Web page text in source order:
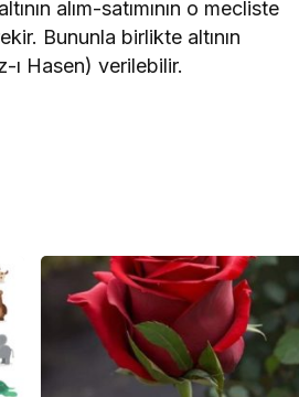
alım-satımının o mecliste
Bununla birlikte altının
ı Hasen) verilebilir.